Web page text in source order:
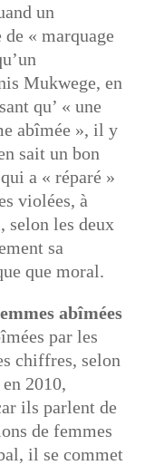
un
« marquage
Mukwege, en
qu’ « une
abîmée », il y
sait un bon
a « réparé »
violées, à
selon les deux
sa
que moral.
abîmées
par les
chiffres, selon
2010,
ils parlent de
de femmes
il se commet